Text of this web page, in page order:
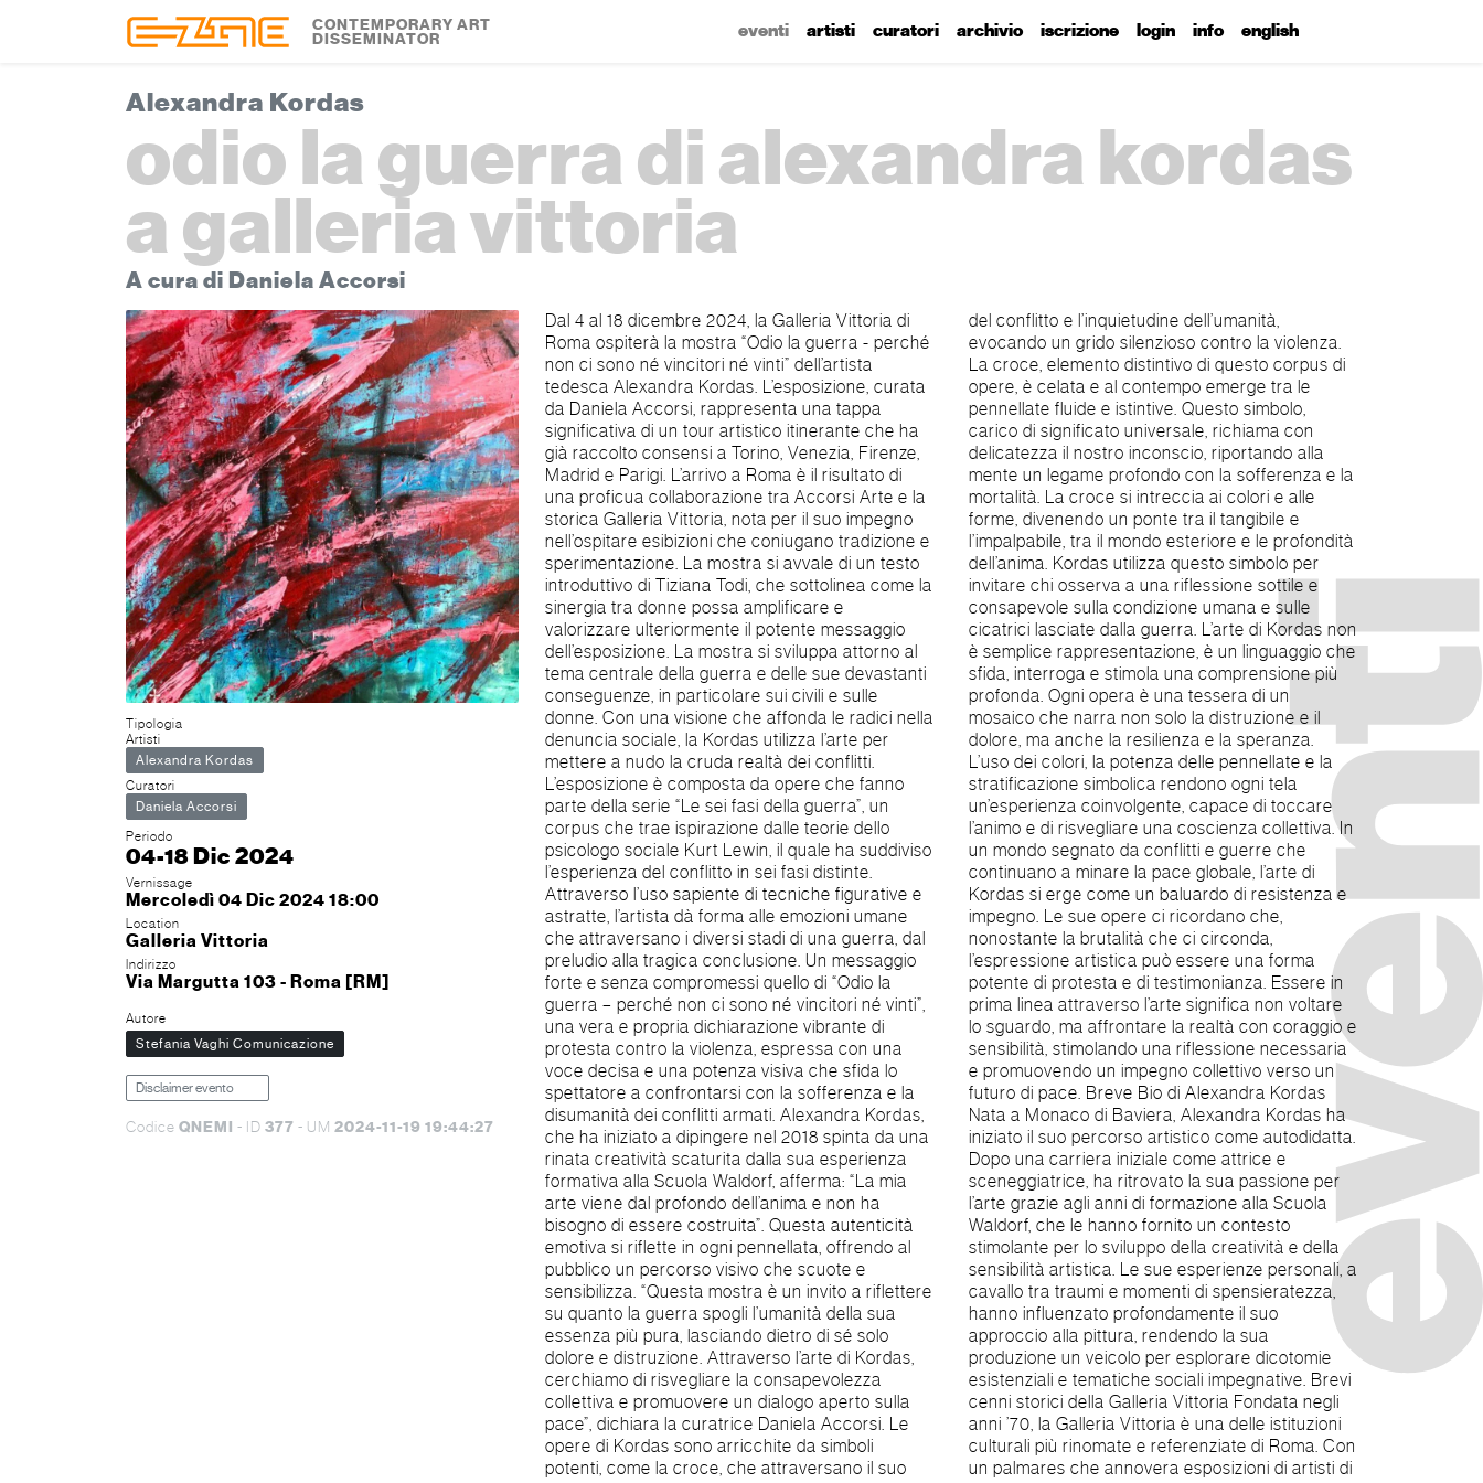
CONTEMPORARY ART
DISSEMINATOR eventi artisti curatori archivio iscrizione login info english
Alexandra Kordas
odio la guerra di alexandra kordas
a galleria vittoria
A cura di Daniela Accorsi
Tipologia
Artisti
Alexandra Kordas
Curatori
Daniela Accorsi
Periodo
04-18 Dic 2024
Vernissage
Mercoledì 04 Dic 2024 18:00
Location
Galleria Vittoria
Indirizzo
Via Margutta 103 - Roma [RM]
Autore
Stefania Vaghi Comunicazione
Disclaimer evento
Codice QNEMI - ID 377 - UM 2024-11-19 19:44:27
Dal 4 al 18 dicembre 2024, la Galleria Vittoria di
Roma ospiterà la mostra “Odio la guerra - perché
non ci sono né vincitori né vinti” dell’artista
tedesca Alexandra Kordas. L’esposizione, curata
da Daniela Accorsi, rappresenta una tappa
significativa di un tour artistico itinerante che ha
già raccolto consensi a Torino, Venezia, Firenze,
Madrid e Parigi. L’arrivo a Roma è il risultato di
una proficua collaborazione tra Accorsi Arte e la
storica Galleria Vittoria, nota per il suo impegno
nell’ospitare esibizioni che coniugano tradizione e
sperimentazione. La mostra si avvale di un testo
introduttivo di Tiziana Todi, che sottolinea come la
sinergia tra donne possa amplificare e
valorizzare ulteriormente il potente messaggio
dell’esposizione. La mostra si sviluppa attorno al
tema centrale della guerra e delle sue devastanti
conseguenze, in particolare sui civili e sulle
donne. Con una visione che affonda le radici nella
denuncia sociale, la Kordas utilizza l’arte per
mettere a nudo la cruda realtà dei conflitti.
L’esposizione è composta da opere che fanno
parte della serie “Le sei fasi della guerra”, un
corpus che trae ispirazione dalle teorie dello
psicologo sociale Kurt Lewin, il quale ha suddiviso
l’esperienza del conflitto in sei fasi distinte.
Attraverso l’uso sapiente di tecniche figurative e
astratte, l’artista dà forma alle emozioni umane
che attraversano i diversi stadi di una guerra, dal
preludio alla tragica conclusione. Un messaggio
forte e senza compromessi quello di “Odio la
guerra – perché non ci sono né vincitori né vinti”,
una vera e propria dichiarazione vibrante di
protesta contro la violenza, espressa con una
voce decisa e una potenza visiva che sfida lo
spettatore a confrontarsi con la sofferenza e la
disumanità dei conflitti armati. Alexandra Kordas,
che ha iniziato a dipingere nel 2018 spinta da una
rinata creatività scaturita dalla sua esperienza
formativa alla Scuola Waldorf, afferma: “La mia
arte viene dal profondo dell’anima e non ha
bisogno di essere costruita”. Questa autenticità
emotiva si riflette in ogni pennellata, offrendo al
pubblico un percorso visivo che scuote e
sensibilizza. “Questa mostra è un invito a riflettere
su quanto la guerra spogli l’umanità della sua
essenza più pura, lasciando dietro di sé solo
dolore e distruzione. Attraverso l’arte di Kordas,
cerchiamo di risvegliare la consapevolezza
collettiva e promuovere un dialogo aperto sulla
pace”, dichiara la curatrice Daniela Accorsi. Le
opere di Kordas sono arricchite da simboli
potenti, come la croce, che attraversano il suo
del conflitto e l’inquietudine dell’umanità,
evocando un grido silenzioso contro la violenza.
La croce, elemento distintivo di questo corpus di
opere, è celata e al contempo emerge tra le
pennellate fluide e istintive. Questo simbolo,
carico di significato universale, richiama con
delicatezza il nostro inconscio, riportando alla
mente un legame profondo con la sofferenza e la
mortalità. La croce si intreccia ai colori e alle
forme, divenendo un ponte tra il tangibile e
l’impalpabile, tra il mondo esteriore e le profondità
dell’anima. Kordas utilizza questo simbolo per
invitare chi osserva a una riflessione sottile e
consapevole sulla condizione umana e sulle
cicatrici lasciate dalla guerra. L’arte di Kordas non
è semplice rappresentazione, è un linguaggio che
sfida, interroga e stimola una comprensione più
profonda. Ogni opera è una tessera di un
mosaico che narra non solo la distruzione e il
dolore, ma anche la resilienza e la speranza.
L’uso dei colori, la potenza delle pennellate e la
stratificazione simbolica rendono ogni tela
un’esperienza coinvolgente, capace di toccare
l’animo e di risvegliare una coscienza collettiva. In
un mondo segnato da conflitti e guerre che
continuano a minare la pace globale, l’arte di
Kordas si erge come un baluardo di resistenza e
impegno. Le sue opere ci ricordano che,
nonostante la brutalità che ci circonda,
l’espressione artistica può essere una forma
potente di protesta e di testimonianza. Essere in
prima linea attraverso l’arte significa non voltare
lo sguardo, ma affrontare la realtà con coraggio e
sensibilità, stimolando una riflessione necessaria
e promuovendo un impegno collettivo verso un
futuro di pace. Breve Bio di Alexandra Kordas
Nata a Monaco di Baviera, Alexandra Kordas ha
iniziato il suo percorso artistico come autodidatta.
Dopo una carriera iniziale come attrice e
sceneggiatrice, ha ritrovato la sua passione per
l’arte grazie agli anni di formazione alla Scuola
Waldorf, che le hanno fornito un contesto
stimolante per lo sviluppo della creatività e della
sensibilità artistica. Le sue esperienze personali, a
cavallo tra traumi e momenti di spensieratezza,
hanno influenzato profondamente il suo
approccio alla pittura, rendendo la sua
produzione un veicolo per esplorare dicotomie
esistenziali e tematiche sociali impegnative. Brevi
cenni storici della Galleria Vittoria Fondata negli
anni ’70, la Galleria Vittoria è una delle istituzioni
culturali più rinomate e referenziate di Roma. Con
un palmares che annovera esposizioni di artisti di